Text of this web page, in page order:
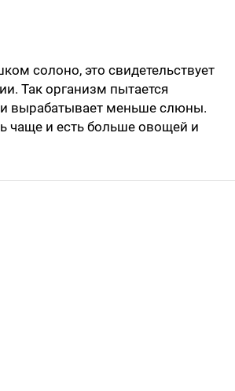
солоно, это свидетельствует
Так организм пытается
вырабатывает меньше слюны.
чаще и есть больше овощей и